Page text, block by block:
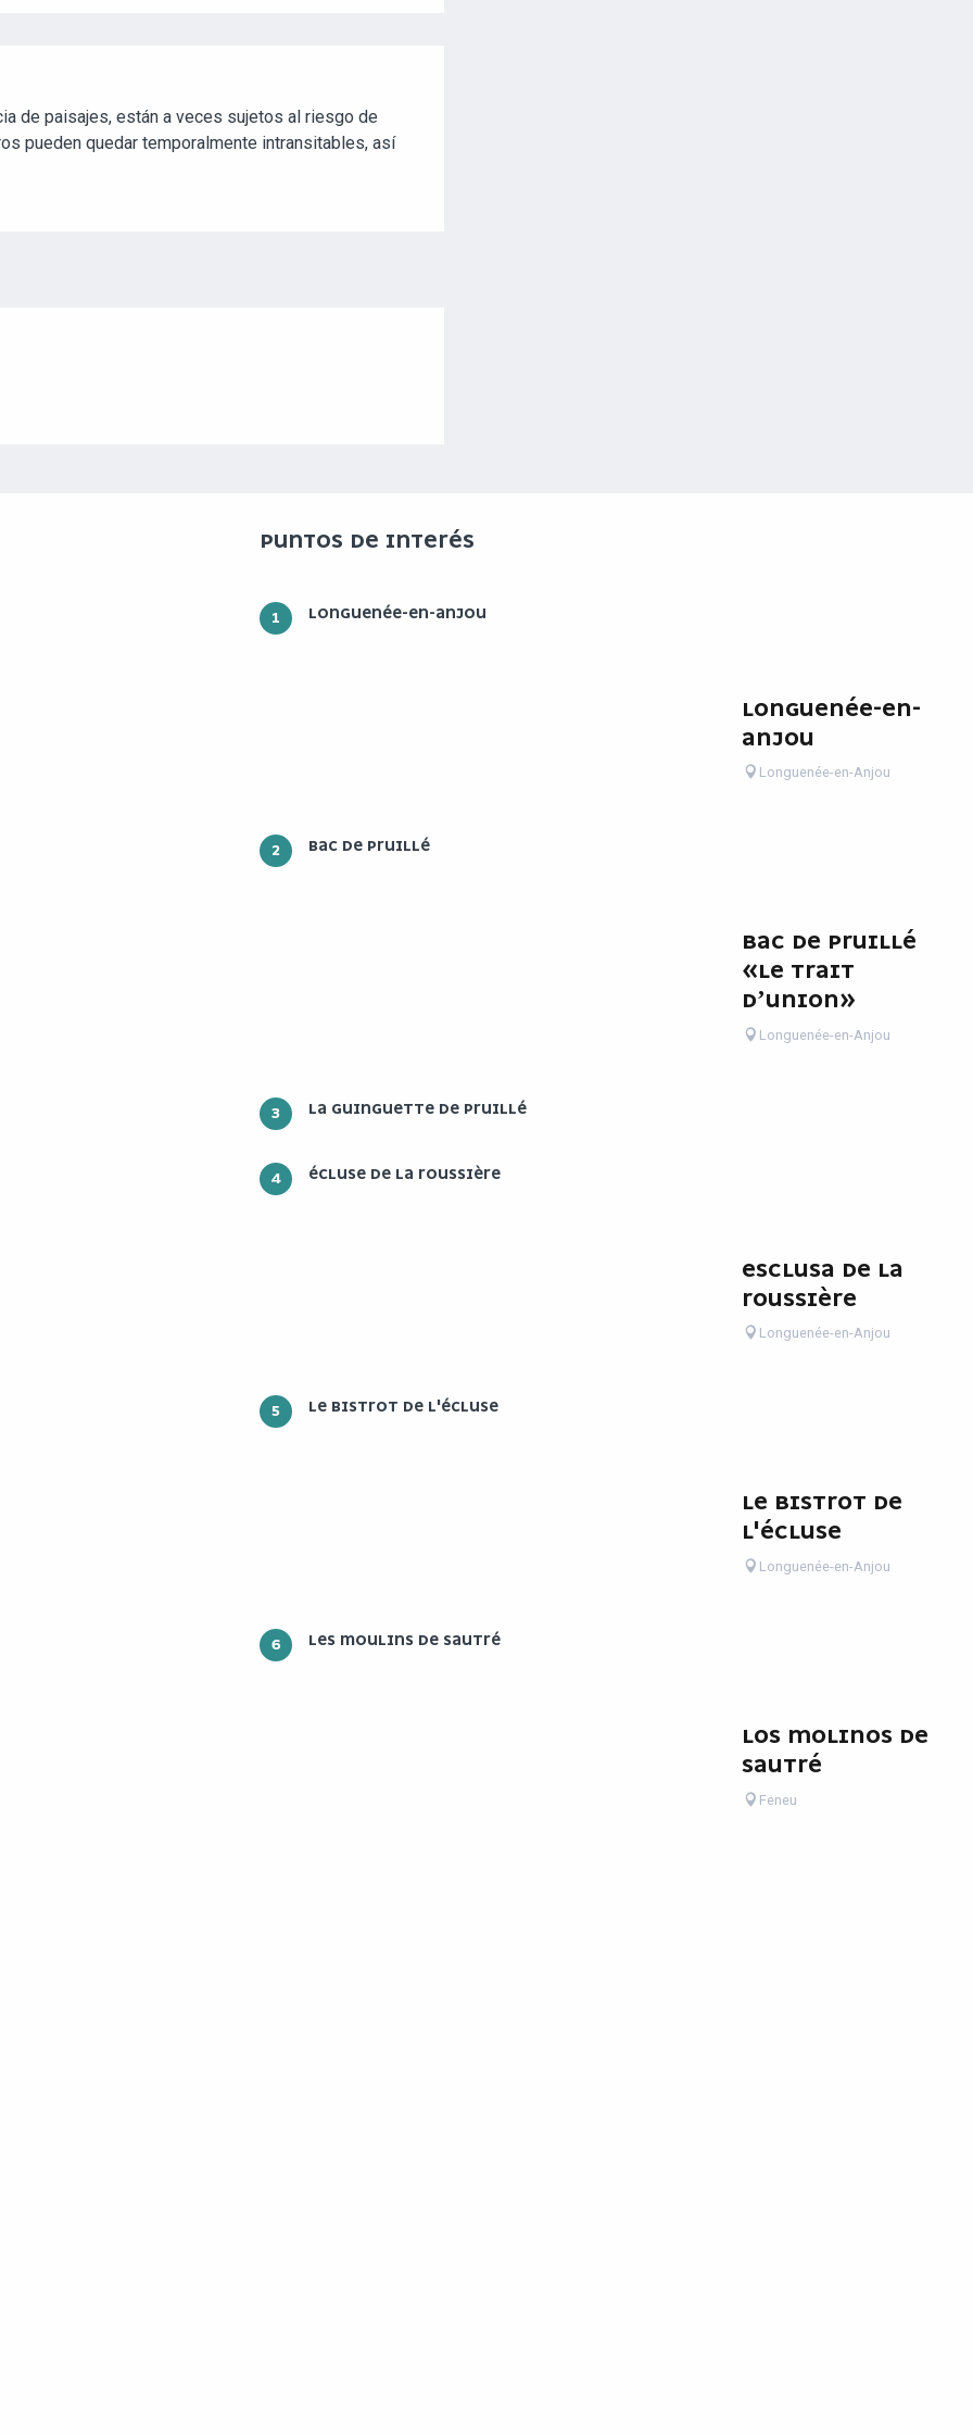
de paisajes, están a veces sujetos al riesgo de
pueden quedar temporalmente intransitables, así
PUNTOS DE INTERÉS
1 LONGUENÉE-EN-ANJOU
LONGUENÉE-EN-
ANJOU
Longuenée-en-Anjou
2 BAC DE PRUILLÉ
BAC DE PRUILLÉ
«LE TRAIT
D’UNION»
Longuenée-en-Anjou
3 LA GUINGUETTE DE PRUILLÉ
4 ÉCLUSE DE LA ROUSSIÈRE
ESCLUSA DE LA
ROUSSIÈRE
Longuenée-en-Anjou
5 LE BISTROT DE L'ÉCLUSE
LE BISTROT DE
L'ÉCLUSE
Longuenée-en-Anjou
6 LES MOULINS DE SAUTRÉ
LOS MOLINOS DE
SAUTRÉ
Feneu